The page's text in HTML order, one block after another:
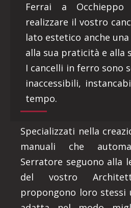
Ferrai a Occhieppo
realizzare il vostro
lato estetico anche
alla sua praticità e alla
I cancelli in ferro sono
inaccessibili,
tempo.
Specializzati nella
manuali che
Serratore seguono alla
del vostro
propongono loro stessi